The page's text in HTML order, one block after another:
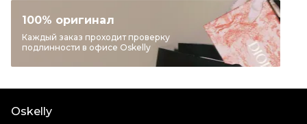
Категория
Бренд
AQUAZZURA
Материал обуви
Замша
Продавец
100% оригинал
Каждый заказ проходит проверку
подлинности в офисе Oskelly
Oskelly